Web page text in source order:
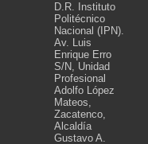
D.R. Instituto
Politécnico
Nacional (IPN).
Av. Luis
Enrique Erro
S/N, Unidad
Profesional
Adolfo López
Mateos,
Zacatenco,
Alcaldía
Gustavo A.